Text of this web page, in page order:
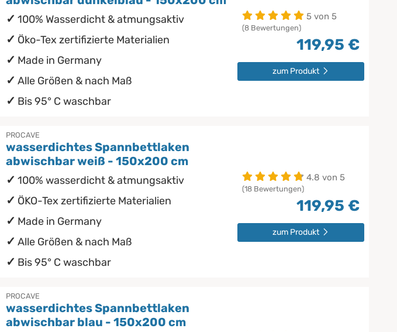
100% Wasserdicht & atmungsaktiv
Öko-Tex zertifizierte Materialien
Made in Germany
Alle Größen & nach Maß
Bis 95° C waschbar
5 von 5
(8 Bewertungen)
119,95 €
zum Produkt
PROCAVE
wasserdichtes Spannbettlaken
abwischbar weiß - 150x200 cm
100% wasserdicht & atmungsaktiv
ÖKO-Tex zertifizierte Materialien
Made in Germany
Alle Größen & nach Maß
Bis 95° C waschbar
4.8 von 5
(18 Bewertungen)
119,95 €
zum Produkt
PROCAVE
wasserdichtes Spannbettlaken
abwischbar blau - 150x200 cm